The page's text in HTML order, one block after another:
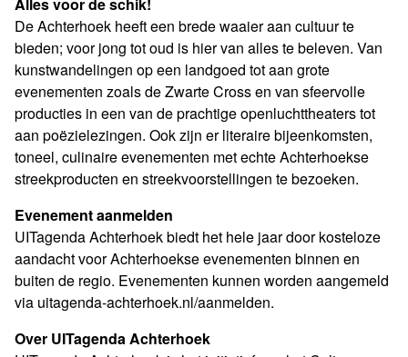
Alles voor de schik!
De Achterhoek heeft een brede waaier aan cultuur te
bieden; voor jong tot oud is hier van alles te beleven. Van
kunstwandelingen op een landgoed tot aan grote
evenementen zoals de Zwarte Cross en van sfeervolle
producties in een van de prachtige openluchttheaters tot
aan poëzielezingen. Ook zijn er literaire bijeenkomsten,
toneel, culinaire evenementen met echte Achterhoekse
streekproducten en streekvoorstellingen te bezoeken.
Evenement aanmelden
UITagenda Achterhoek biedt het hele jaar door kosteloze
aandacht voor Achterhoekse evenementen binnen en
buiten de regio. Evenementen kunnen worden aangemeld
via uitagenda-achterhoek.nl/aanmelden.
Over UITagenda Achterhoek